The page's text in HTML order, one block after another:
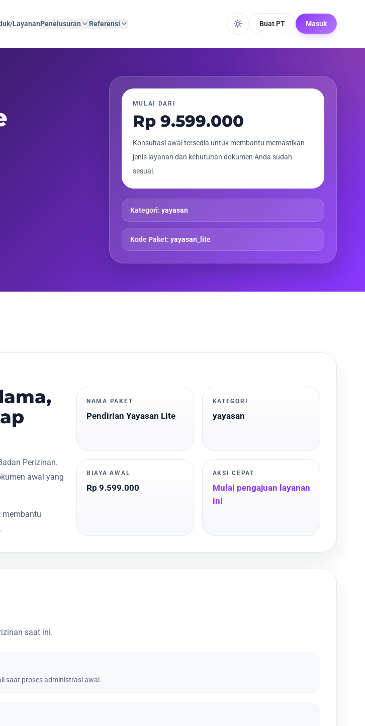
LayananPenelusuran Referensi Buat PT Masuk
MULAI DARI
Rp 9.599.000
Konsultasi awal tersedia untuk membantu memastikan
jenis layanan dan kebutuhan dokumen Anda sudah
sesuai.
Kategori: yayasan
Kode Paket: yayasan_lite
Perizinan.
awal yang
membantu
NAMA PAKET
Pendirian Yayasan Lite
KATEGORI
yayasan
BIAYA AWAL
Rp 9.599.000
AKSI CEPAT
Mulai pengajuan layanan
ini
saat ini.
saat proses administrasi awal.